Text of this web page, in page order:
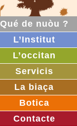
Qué de nuòu ?
L’Institut
L’occitan
Servicis
La biaça
Botica
Contacte